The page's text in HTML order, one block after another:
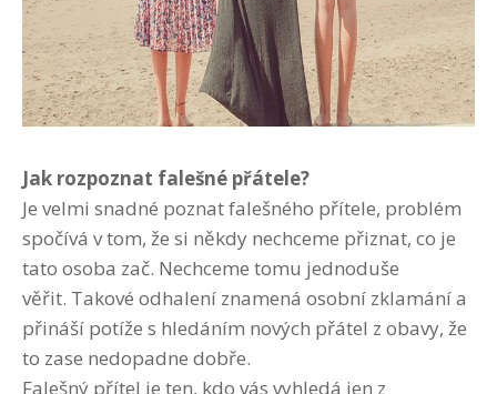
Jak rozpoznat falešné přátele?
Je velmi snadné poznat falešného přítele, problém
spočívá v tom, že si někdy nechceme přiznat, co je
tato osoba zač. Nechceme tomu jednoduše
věřit. Takové odhalení znamená osobní zklamání a
přináší potíže s hledáním nových přátel z obavy, že
to zase nedopadne dobře.
Falešný přítel je ten, kdo vás vyhledá jen z